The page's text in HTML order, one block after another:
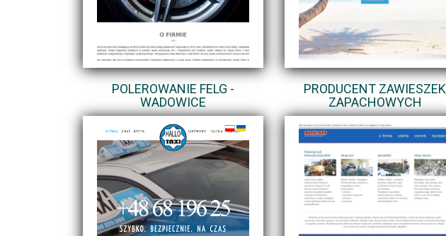
POLEROWANIE FELG -
WADOWICE
PRODUCENT ZAWIESZEK
ZAPACHOWYCH